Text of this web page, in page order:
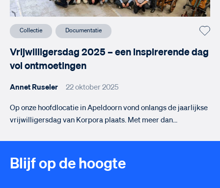
Collectie Documentatie
Vrijwilligersdag 2025 – een inspirerende dag
vol ontmoetingen
Annet Ruseler 22 oktober 2025
Op onze hoofdlocatie in Apeldoorn vond onlangs de jaarlijkse
vrijwilligersdag van Korpora plaats. Met meer dan…
Blijf op de hoogte